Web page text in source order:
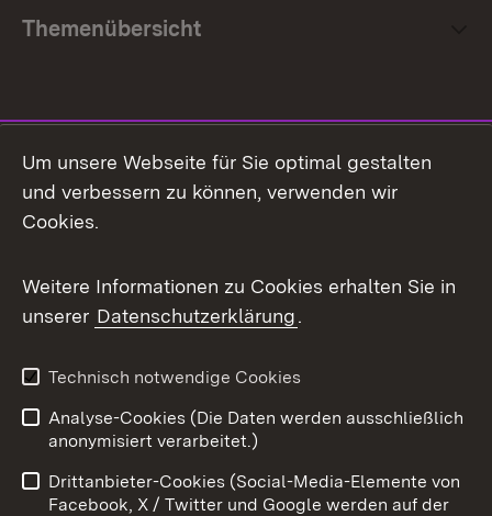
Themenübersicht
Facebook
X / Twitter
Youtube
Impressum
Kontakt
Barrierefreiheit
Datenschutz
Um unsere Webseite für Sie optimal gestalten
und verbessern zu können, verwenden wir
Cookies.
Weitere Informationen zu Cookies erhalten Sie in
unserer Datenschutzerklärung.
Technisch notwendige Cookies
Analyse-Cookies (Die Daten werden ausschließlich
anonymisiert verarbeitet.)
Drittanbieter-Cookies (Social-Media-Elemente von
Facebook, X / Twitter und Google werden auf der